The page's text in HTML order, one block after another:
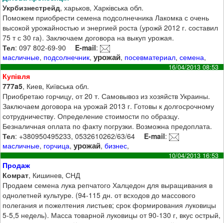
Укрбизнестрейд, харьков, Харківська обл.
Поможем приобрести семена подсолнечника Лакомка с очень
высокой урожайностью и энергией роста (урожй 2012 г. составил
75 т с 30 га). Заключаем договора на выкуп урожая.
Тел: 097 802-69-90 E-mail:
масличные, подсолнечник,урожай, посевматериал,семена,
16/04/2013 08:53
Купівля
777a5, Киев, Київська обл.
Приобретаю горчицу, от 20 т. Самовывоз из хозяйств Украины.
Заключаем договора на урожай 2013 г. Готовы к долгосрочному
сотрудничеству. Определение стоимости по образцу.
Безналичная оплата по факту погрузки. Возможна предоплата.
Тел: +380950495233, 0532610262/63/64 E-mail:
масличные, горчица,урожай,бизнес,
10/04/2013 16:53
Продаж
Комрат, Кишинев, СНД
Продаем семена лука репчатого Халцедон для выращивания в
однолетней культуре. (94-115 дн. от всходов до массового
полегания и пожелтения листьев; срок формирования луковицы
5-5,5 недель). Масса товарной луковицы от 90-130 г, вкус острый,